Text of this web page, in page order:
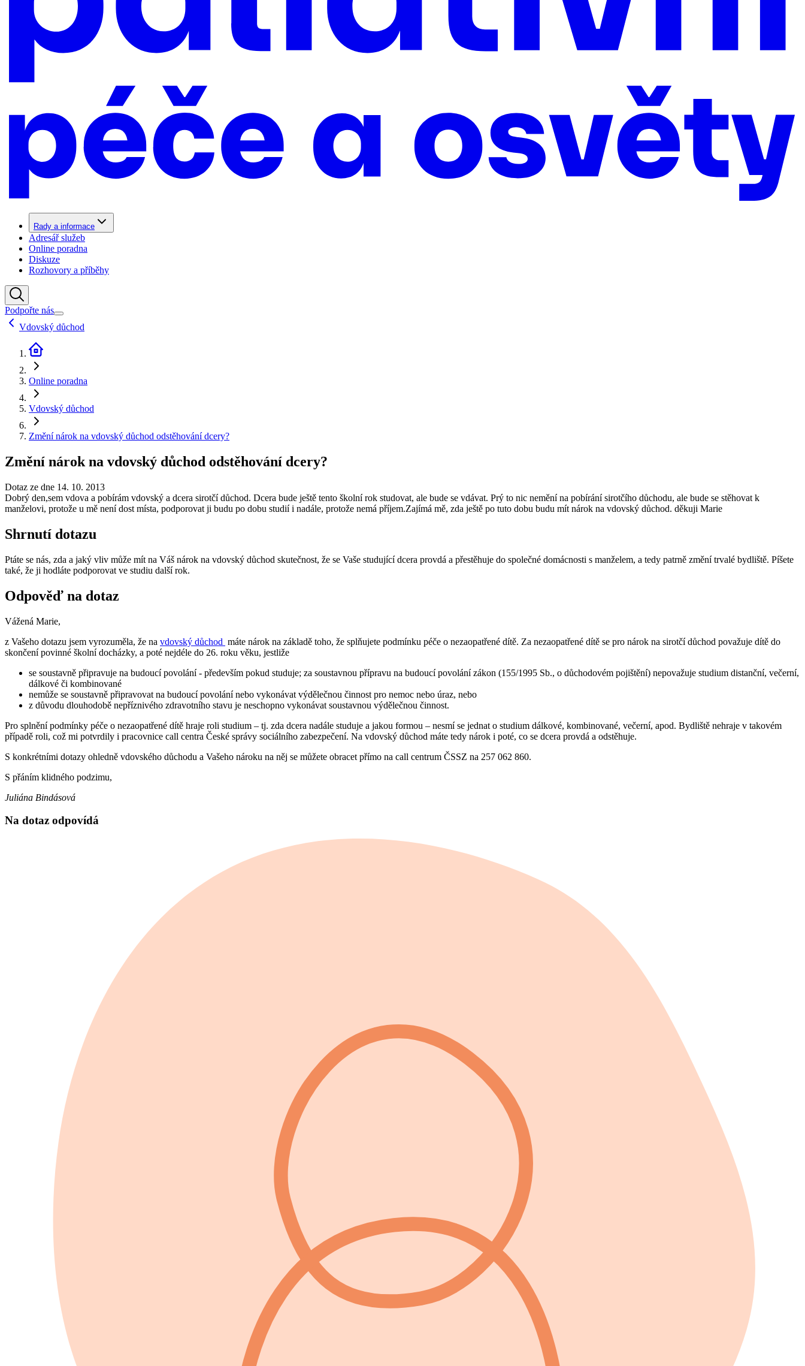
Rady a informace
Adresář služeb
Online poradna
Diskuze
Rozhovory a příběhy
Podpořte nás
Vdovský důchod
Online poradna
Vdovský důchod
Změní nárok na vdovský důchod odstěhování dcery?
Změní nárok na vdovský důchod odstěhování dcery?
Dotaz ze dne 14. 10. 2013
Dobrý den,sem vdova a pobírám vdovský a dcera sirotčí důchod. Dcera bude ještě tento školní rok studovat, ale bude se vdávat. Prý to nic nemění na pobírání sirotčího důchodu, ale bude se stěhovat k
manželovi, protože u mě není dost místa, podporovat ji budu po dobu studií i nadále, protože nemá příjem.Zajímá mě, zda ještě po tuto dobu budu mít nárok na vdovský důchod. děkuji Marie
Shrnutí dotazu
Ptáte se nás, zda a jaký vliv může mít na Váš nárok na vdovský důchod skutečnost, že se Vaše studující dcera provdá a přestěhuje do společné domácnosti s manželem, a tedy patrně změní trvalé bydliště. Píšete
také, že ji hodláte podporovat ve studiu další rok.
Odpověď na dotaz
Vážená Marie,
z Vašeho dotazu jsem vyrozuměla, že na vdovský důchod máte nárok na základě toho, že splňujete podmínku péče o nezaopatřené dítě. Za nezaopatřené dítě se pro nárok na sirotčí důchod považuje dítě do
skončení povinné školní docházky, a poté nejdéle do 26. roku věku, jestliže
se soustavně připravuje na budoucí povolání - především pokud studuje; za soustavnou přípravu na budoucí povolání zákon (155/1995 Sb., o důchodovém pojištění) nepovažuje studium distanční, večerní,
dálkové či kombinované
nemůže se soustavně připravovat na budoucí povolání nebo vykonávat výdělečnou činnost pro nemoc nebo úraz, nebo
z důvodu dlouhodobě nepříznivého zdravotního stavu je neschopno vykonávat soustavnou výdělečnou činnost.
Pro splnění podmínky péče o nezaopatřené dítě hraje roli studium – tj. zda dcera nadále studuje a jakou formou – nesmí se jednat o studium dálkové, kombinované, večerní, apod. Bydliště nehraje v takovém
případě roli, což mi potvrdily i pracovnice call centra České správy sociálního zabezpečení. Na vdovský důchod máte tedy nárok i poté, co se dcera provdá a odstěhuje.
S konkrétními dotazy ohledně vdovského důchodu a Vašeho nároku na něj se můžete obracet přímo na call centrum ČSSZ na 257 062 860.
S přáním klidného podzimu,
Juliána Bindásová
Na dotaz odpovídá